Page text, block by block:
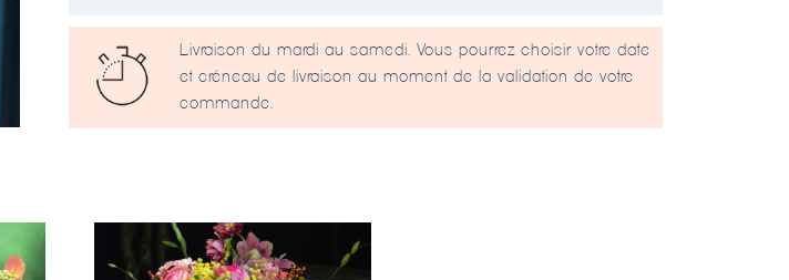
Livraison du mardi au samedi. Vous pourrez choisir votre date
et créneau de livraison au moment de la validation de votre
commande.